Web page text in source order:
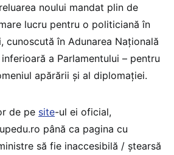
noului mandat plin de
lucru pentru o politiciană în
cunoscută în Adunarea Națională
a Parlamentului – pentru
apărării și al diplomației.
de pe site-ul ei oficial,
până ca pagina cu
să fie inaccesibilă / ștearsă